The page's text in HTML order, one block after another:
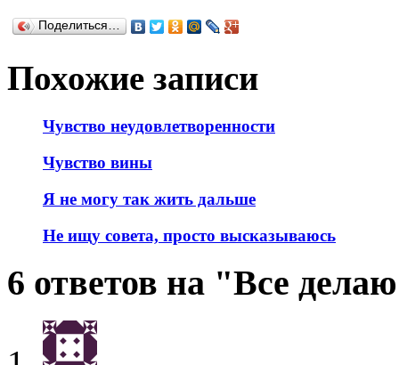
Поделиться…
Похожие записи
Чувство неудовлетворенности
Чувство вины
Я не могу так жить дальше
Не ищу совета, просто высказываюсь
6 ответов на "Все